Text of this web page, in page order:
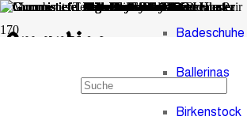
Badeschuhe
Ballerinas
Birkenstock
Smarties